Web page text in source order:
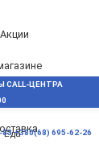
Акции
Блог
CALL-ЦЕНТРА
83+380(68) 695-62-26
Еда